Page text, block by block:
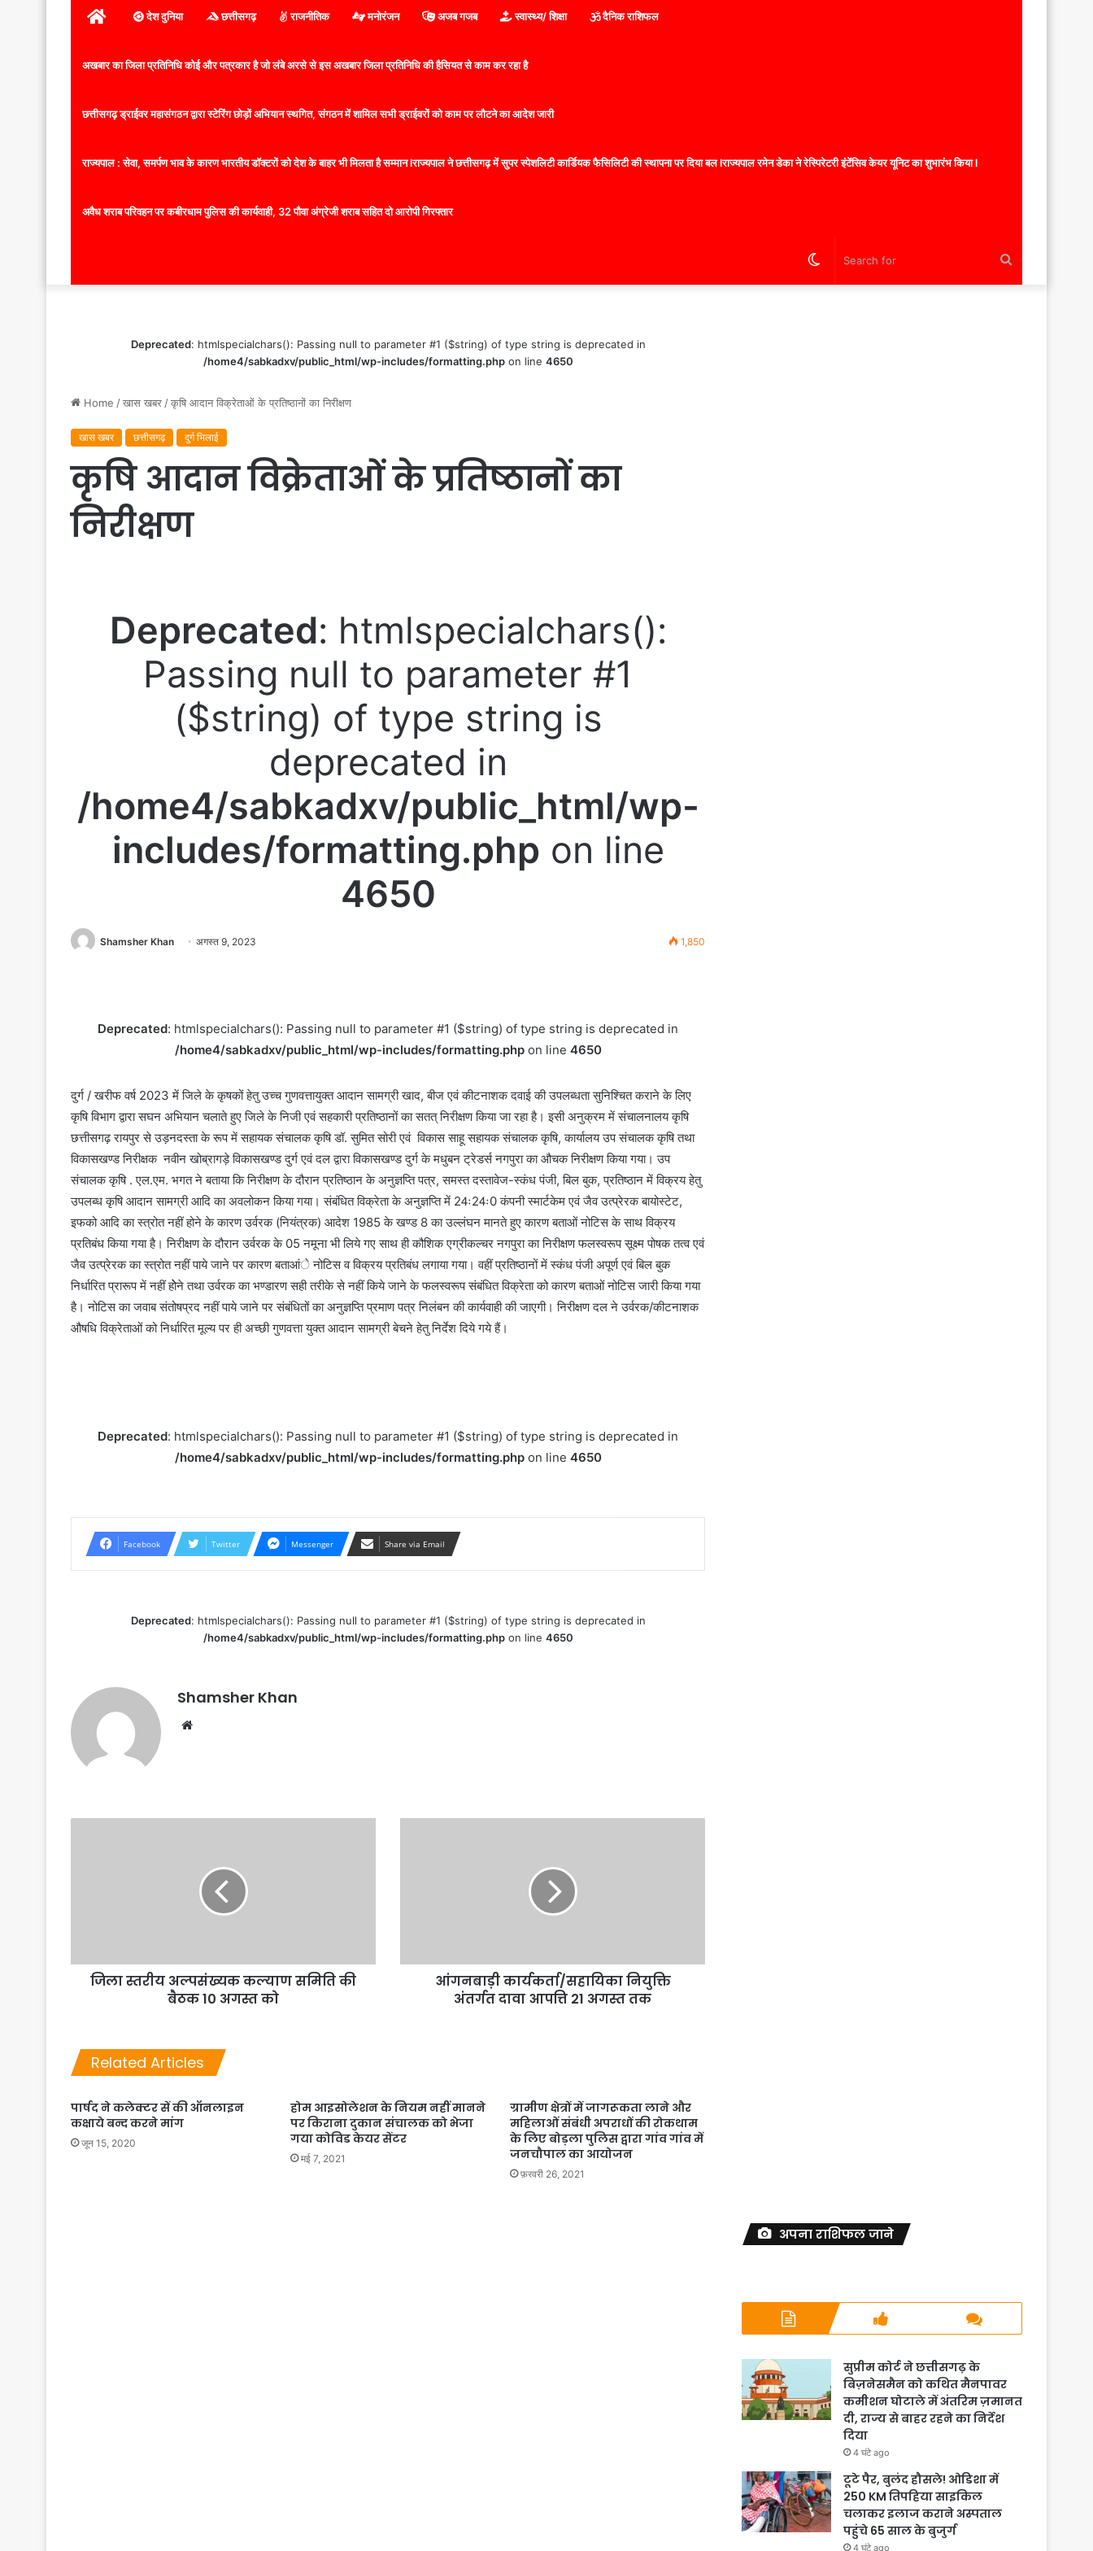
होम देश दुनिया छत्तीसगढ़ राजनीतिक मनोरंजन अजब गजब स्वास्थ्य/ शिक्षा दैनिक राशिफल
अखबार का जिला प्रतिनिधि कोई और पत्रकार है जो लंबे अरसे से इस अखबार जिला प्रतिनिधि की हैसियत से काम कर रहा है
छत्तीसगढ़ ड्राईवर महासंगठन द्वारा स्टेरिंग छोड़ों अभियान स्थगित, संगठन में शामिल सभी ड्राईवरों को काम पर लौटने का आदेश जारी
राज्यपाल : सेवा, समर्पण भाव के कारण भारतीय डॉक्टरों को देश के बाहर भी मिलता है सम्मान lराज्यपाल ने छत्तीसगढ़ में सुपर स्पेशलिटी कार्डियक फैसिलिटी की स्थापना पर दिया बल lराज्यपाल रमेन डेका ने रेस्पिरेटरी इंटेंसिव केयर यूनिट का शुभारंभ किया l
अवैध शराब परिवहन पर कबीरधाम पुलिस की कार्यवाही, 32 पौवा अंग्रेजी शराब सहित दो आरोपी गिरफ्तार
Switch
Deprecated: htmlspecialchars(): Passing null to parameter #1 ($string) of type string is deprecated in
/home4/sabkadxv/public_html/wp-includes/formatting.phpon line 4650
Home /खास खबर /कृषि आदान विक्रेताओं के प्रतिष्ठानों का निरीक्षण
खास खबर छत्तीसगढ़ दुर्ग भिलाई
कृषि आदान विक्रेताओं के प्रतिष्ठानों का
निरीक्षण
Deprecated: htmlspecialchars():
Passing null to parameter #1
($string) of type string is
deprecated in
/home4/sabkadxv/public_html/wp-
includes/formatting.php on line
4650
Shamsher Khan अगस्त 9, 2023 1,850
Deprecated: htmlspecialchars(): Passing null to parameter #1 ($string) of type string is deprecated in
/home4/sabkadxv/public_html/wp-includes/formatting.phpon line 4650
दुर्ग / खरीफ वर्ष 2023 में जिले के कृषकों हेतु उच्च गुणवत्तायुक्त आदान सामग्री खाद, बीज एवं कीटनाशक दवाई की उपलब्धता सुनिश्चित कराने के लिए
कृषि विभाग द्वारा सघन अभियान चलाते हुए जिले के निजी एवं सहकारी प्रतिष्ठानों का सतत् निरीक्षण किया जा रहा है। इसी अनुक्रम में संचालनालय कृषि
छत्तीसगढ़ रायपुर से उड़नदस्ता के रूप में सहायक संचालक कृषि डॉ. सुमित सोरी एवं विकास साहू सहायक संचालक कृषि, कार्यालय उप संचालक कृषि तथा
विकासखण्ड निरीक्षक नवीन खोब्रागड़े विकासखण्ड दुर्ग एवं दल द्वारा विकासखण्ड दुर्ग के मधुबन ट्रेडर्स नगपुरा का औचक निरीक्षण किया गया। उप
संचालक कृषि . एल.एम. भगत ने बताया कि निरीक्षण के दौरान प्रतिष्ठान के अनुज्ञप्ति पत्र, समस्त दस्तावेज-स्कंध पंजी, बिल बुक, प्रतिष्ठान में विक्रय हेतु
उपलब्ध कृषि आदान सामग्री आदि का अवलोकन किया गया। संबंधित विक्रेता के अनुज्ञप्ति में 24ः24ः0 कंपनी स्मार्टकेम एवं जैव उत्प्रेरक बायोस्टेट,
इफको आदि का स्त्रोत नहीं होने के कारण उर्वरक (नियंत्रक) आदेश 1985 के खण्ड 8 का उल्लंघन मानते हुए कारण बताओं नोटिस के साथ विक्रय
प्रतिबंध किया गया है। निरीक्षण के दौरान उर्वरक के 05 नमूना भी लिये गए साथ ही कौशिक एग्रीकल्चर नगपुरा का निरीक्षण फलस्वरूप सूक्ष्म पोषक तत्व एवं
जैव उत्प्रेरक का स्त्रोत नहीं पाये जाने पर कारण बताआंे नोटिस व विक्रय प्रतिबंध लगाया गया। वहीं प्रतिष्ठानों में स्कंध पंजी अपूर्ण एवं बिल बुक
निर्धारित प्रारूप में नहीं होेने तथा उर्वरक का भण्डारण सही तरीके से नहीं किये जाने के फलस्वरूप संबंधित विक्रेता को कारण बताओं नोटिस जारी किया गया
है। नोटिस का जवाब संतोषप्रद नहीं पाये जाने पर संबंधितों का अनुज्ञप्ति प्रमाण पत्र निलंबन की कार्यवाही की जाएगी। निरीक्षण दल ने उर्वरक/कीटनाशक
औषधि विक्रेताओं को निर्धारित मूल्य पर ही अच्छी गुणवत्ता युक्त आदान सामग्री बेचने हेतु निर्देश दिये गये हैं।
Deprecated: htmlspecialchars(): Passing null to parameter #1 ($string) of type string is deprecated in
/home4/sabkadxv/public_html/wp-includes/formatting.phpon line 4650
Facebook Twitter Messenger Share via Email
Deprecated: htmlspecialchars(): Passing null to parameter #1 ($string) of type string is deprecated in
/home4/sabkadxv/public_html/wp-includes/formatting.phpon line 4650
Shamsher Khan
जिला स्तरीय अल्पसंख्यक कल्याण समिति की
बैठक 10 अगस्त को
आंगनबाड़ी कार्यकर्ता/सहायिका नियुक्ति
अंतर्गत दावा आपत्ति 21 अगस्त तक
Related Articles
पार्षद ने कलेक्टर सें की ऑनलाइन
कक्षाये बन्द करने मांग
जून 15, 2020
होम आइसोलेशन के नियम नहीं मानने
पर किराना दुकान संचालक को भेजा
गया कोविड केयर सेंटर
मई 7, 2021
ग्रामीण क्षेत्रों में जागरूकता लाने और
महिलाओं संबंधी अपराधों की रोकथाम
के लिए बोड़ला पुलिस द्वारा गांव गांव में
जनचौपाल का आयोजन
फ़रवरी 26, 2021
अपना राशिफल जाने
सुप्रीम कोर्ट ने छत्तीसगढ़ के
बिज़नेसमैन को कथित मैनपावर
कमीशन घोटाले में अंतरिम ज़मानत
दी, राज्य से बाहर रहने का निर्देश
दिया
4 घंटे ago
टूटे पैर, बुलंद हौसले! ओडिशा में
250 KM तिपहिया साइकिल
चलाकर इलाज कराने अस्पताल
पहुंचे 65 साल के बुजुर्ग
4 घंटे ago